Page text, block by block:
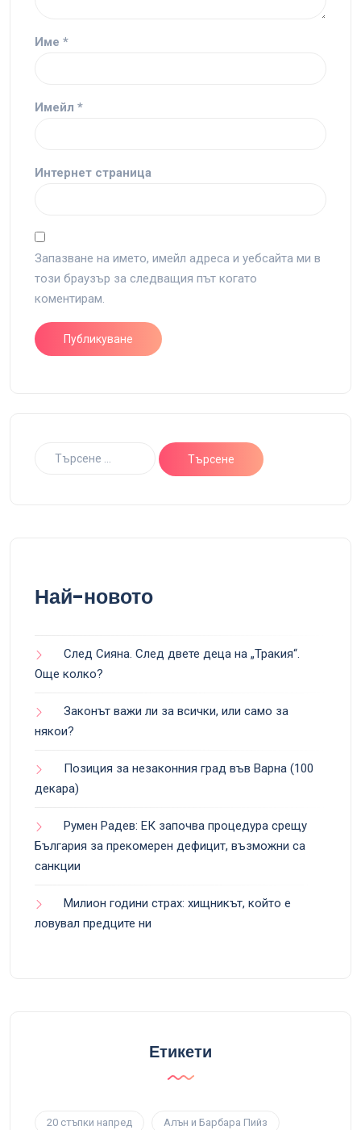
Име *
Имейл *
Интернет страница
Запазване на името, имейл адреса и уебсайта ми в
този браузър за следващия път когато
коментирам.
Най-новото
След Сияна. След двете деца на „Тракия“.
Още колко?
Законът важи ли за всички, или само за
някои?
Позиция за незаконния град във Варна (100
декара)
Румен Радев: ЕК започва процедура срещу
България за прекомерен дефицит, възможни са
санкции
Милион години страх: хищникът, който е
ловувал предците ни
Етикети
20 стъпки напред Алън и Барбара Пийз